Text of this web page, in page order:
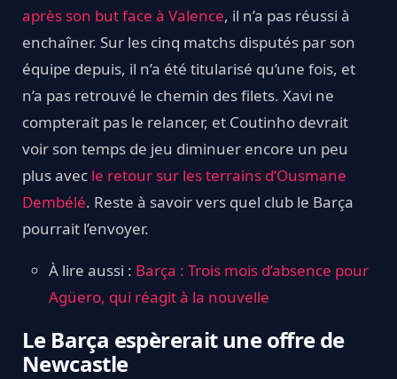
après son but face à Valence, il n’a pas réussi à
enchaîner. Sur les cinq matchs disputés par son
équipe depuis, il n’a été titularisé qu’une fois, et
n’a pas retrouvé le chemin des filets. Xavi ne
compterait pas le relancer, et Coutinho devrait
voir son temps de jeu diminuer encore un peu
plus avec le retour sur les terrains d’Ousmane
Dembélé. Reste à savoir vers quel club le Barça
pourrait l’envoyer.
À lire aussi : Barça : Trois mois d’absence pour
Agüero, qui réagit à la nouvelle
Le Barça espèrerait une offre de
Newcastle